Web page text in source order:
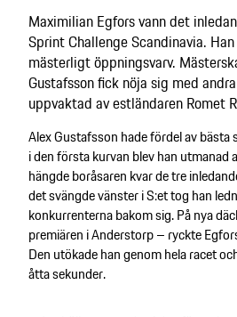
Maximilian Egfors vann det
Sprint Challenge Scandinavia.
mästerligt öppningsvarv.
Gustafsson fick nöja sig med
uppvaktad av estländaren Romet
Alex Gustafsson hade fördel av
i den första kurvan blev han utmanad
hängde boråsaren kvar de tre
det svängde vänster i S:et tog han
konkurrenterna bakom sig. På nya
premiären i Anderstorp – ryckte
Den utökade han genom hela racet
åtta sekunder.